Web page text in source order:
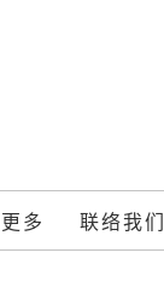
更多 联络我们